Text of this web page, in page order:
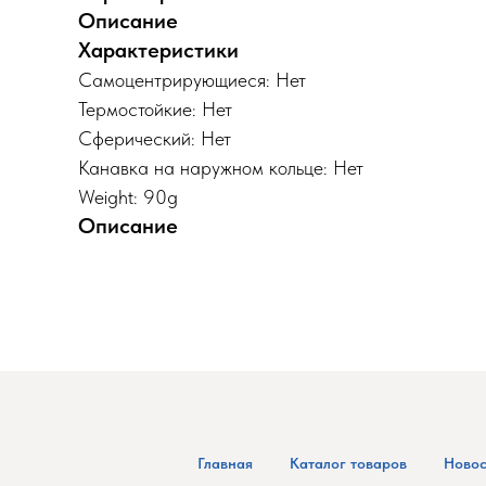
Описание
Характеристики
Самоцентрирующиеся: Нет
Термостойкие: Нет
Сферический: Нет
Канавка на наружном кольце: Нет
Weight: 90g
Описание
Главная Каталог товаров